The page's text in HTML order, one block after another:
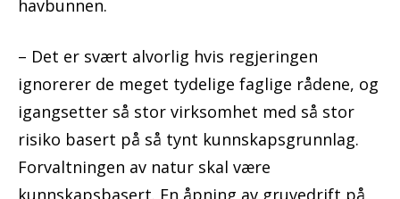
havbunnen.
– Det er svært alvorlig hvis regjeringen
ignorerer de meget tydelige faglige rådene, og
igangsetter så stor virksomhet med så stor
risiko basert på så tynt kunnskapsgrunnlag.
Forvaltningen av natur skal være